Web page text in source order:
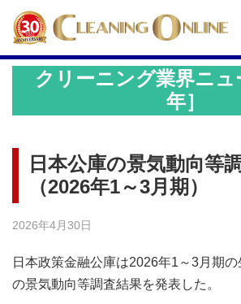
クリーニング業界ニュ
年］
日本公庫の景気動向等
（2026年1～3月期）
2026年4月30日
日本政策金融公庫は2026年1～3月期
の景気動向等調査結果を発表した。